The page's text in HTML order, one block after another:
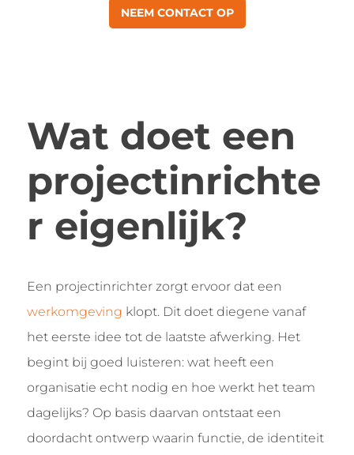
NEEM CONTACT OP
Wat doet een
projectinrichte
r eigenlijk?
Een projectinrichter zorgt ervoor dat een
werkomgeving klopt. Dit doet diegene vanaf
het eerste idee tot de laatste afwerking. Het
begint bij goed luisteren: wat heeft een
organisatie echt nodig en hoe werkt het team
dagelijks? Op basis daarvan ontstaat een
doordacht ontwerp waarin functie, de identiteit